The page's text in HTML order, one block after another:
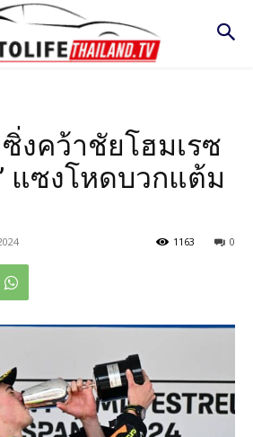
ซิ่งคว้าชัยโฮมเรซ
แซงโหดบวกแต้ม
0
1163